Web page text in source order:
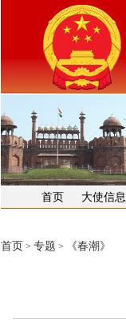
首页 大使信息
首页 > 专题 > 《春潮》